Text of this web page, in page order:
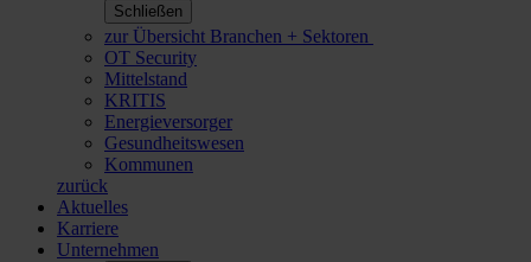
Schließen
zur Übersicht Branchen + Sektoren
OT Security
Mittelstand
KRITIS
Energieversorger
Gesundheitswesen
Kommunen
zurück
Aktuelles
Karriere
Unternehmen